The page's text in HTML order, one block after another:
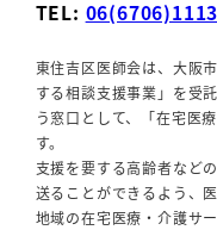
TEL: 06(6706)1113
東住吉区医師会は、大阪
する相談支援事業」を受
う窓口として、「在宅医
す。
支援を要する高齢者など
送ることができるよう、
地域の在宅医療・介護サ